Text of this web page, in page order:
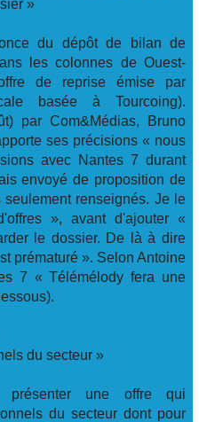
»
du dépôt de bilan de
les colonnes de Ouest-
de reprise émise par
basée à Tourcoing).
par Com&Médias, Bruno
ses précisions « nous
avec Nantes 7 durant
envoyé de proposition de
renseignés. Je le
», avant d'ajouter «
le dossier. De là à dire
prématuré ». Selon Antoine
7 « Télémélody fera une
du secteur »
une offre qui
du secteur dont pour